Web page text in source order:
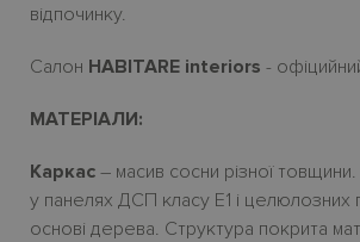
відпочинку.
Салон HABITARE interiors -
МАТЕРІАЛИ:
Каркас – масив сосни різної
у панелях ДСП класу Е1 і целюлозних
основі дерева. Структура покрита